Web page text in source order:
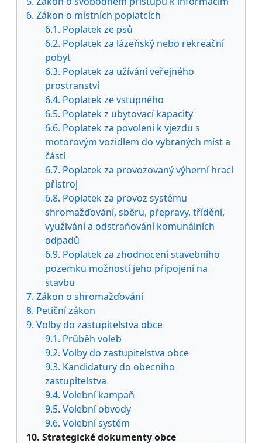
6. Zákon o místních poplatcích
6.1. Poplatek ze psů
6.2. Poplatek za lázeňský nebo rekreační
pobyt
6.3. Poplatek za užívání veřejného
prostranství
6.4. Poplatek ze vstupného
6.5. Poplatek z ubytovací kapacity
6.6. Poplatek za povolení k vjezdu s
motorovým vozidlem do vybraných míst a
částí
6.7. Poplatek za provozovaný výherní hrací
přístroj
6.8. Poplatek za provoz systému
shromažďování, sběru, přepravy, třídění,
využívání a odstraňování komunálních
odpadů
6.9. Poplatek za zhodnocení stavebního
pozemku možností jeho připojení na
stavbu
7. Zákon o shromažďování
8. Petiční zákon
9. Volby do zastupitelstva obce
9.1. Průběh voleb
9.2. Volby do zastupitelstva obce
9.3. Kandidatury do obecního
zastupitelstva
9.4. Volební kampaň
9.5. Volební obvody
9.6. Volební systém
10. Strategické dokumenty obce